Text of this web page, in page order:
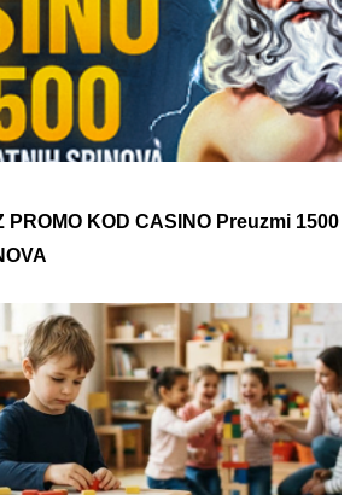
PROMO KOD CASINO Preuzmi 1500